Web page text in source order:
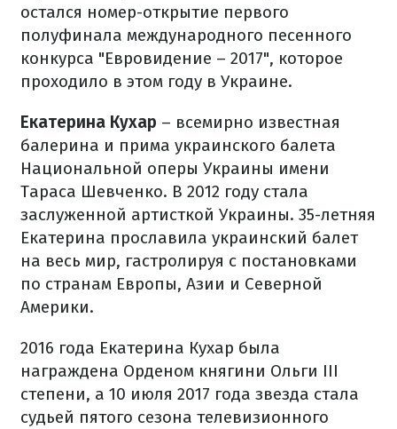
остался номер-открытие первого
полуфинала международного песенного
конкурса "Евровидение – 2017", которое
проходило в этом году в Украине.
Екатерина Кухар – всемирно известная
балерина и прима украинского балета
Национальной оперы Украины имени
Тараса Шевченко. В 2012 году стала
заслуженной артисткой Украины. 35-летняя
Екатерина прославила украинский балет
на весь мир, гастролируя с постановками
по странам Европы, Азии и Северной
Америки.
2016 года Екатерина Кухар была
награждена Орденом княгини Ольги III
степени, а 10 июля 2017 года звезда стала
судьей пятого сезона телевизионного